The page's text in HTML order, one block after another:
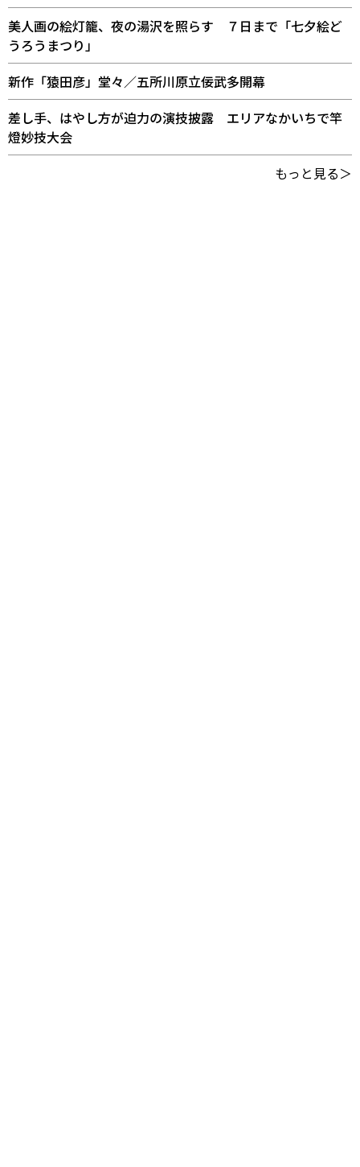
美人画の絵灯籠、夜の湯沢を照らす ７日まで「七夕絵ど
うろうまつり」
新作「猿田彦」堂々／五所川原立佞武多開幕
差し手、はやし方が迫力の演技披露 エリアなかいちで竿
燈妙技大会
もっと見る＞